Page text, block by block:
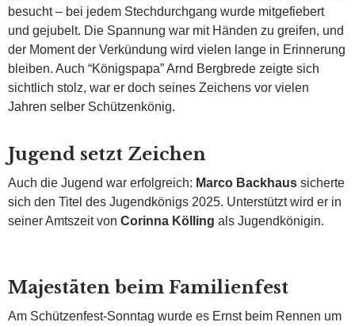
besucht – bei jedem Stechdurchgang wurde mitgefiebert
und gejubelt. Die Spannung war mit Händen zu greifen, und
der Moment der Verkündung wird vielen lange in Erinnerung
bleiben. Auch “Königspapa” Arnd Bergbrede zeigte sich
sichtlich stolz, war er doch seines Zeichens vor vielen
Jahren selber Schützenkönig.
Jugend setzt Zeichen
Auch die Jugend war erfolgreich: Marco Backhaus sicherte
sich den Titel des Jugendkönigs 2025. Unterstützt wird er in
seiner Amtszeit von Corinna Kölling als Jugendkönigin.
Majestäten beim Familienfest
Am Schützenfest-Sonntag wurde es Ernst beim Rennen um